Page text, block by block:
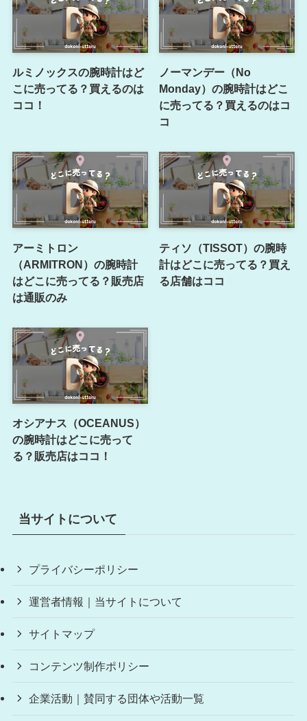
ルミノックスの腕時計はど
こに売ってる？買えるのは
ココ！
ノーマンデー（No
Monday）の腕時計はどこ
に売ってる？買えるのはコ
コ
アーミトロン
（ARMITRON）の腕時計
はどこに売ってる？販売店
は通販のみ
ティソ（TISSOT）の腕時
計はどこに売ってる？買え
る店舗はココ
オシアナス（OCEANUS）
の腕時計はどこに売って
る？販売店はココ！
当サイトについて
プライバシーポリシー
運営者情報｜当サイトについて
サイトマップ
コンテンツ制作ポリシー
企業活動｜賛同する団体や活動一覧